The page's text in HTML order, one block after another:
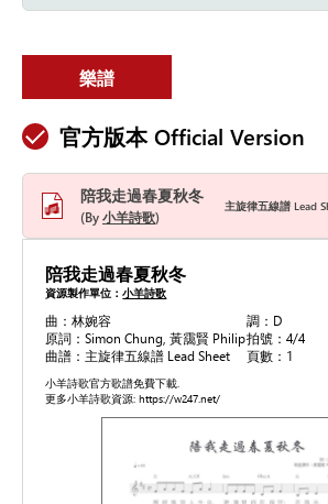
樂譜
官方版本 Official Version
陪我走過春夏秋冬
By小羊詩歌
主旋律五線譜 Lead
陪我走過春夏秋冬
資源製作單位：小羊詩歌
曲：林婉容
原詞：Simon Chung, 黃靄賢 Philip
曲譜：主旋律五線譜 Lead Sheet
調：D
拍號：4/4
頁數：1
小羊詩歌官方歌譜免費下載.
更多小羊詩歌資源: https://w247.net/